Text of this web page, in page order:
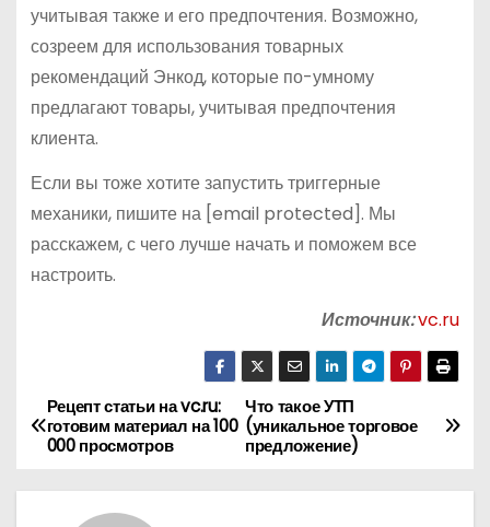
учитывая также и его предпочтения. Возможно,
созреем для использования товарных
рекомендаций Энкод, которые по-умному
предлагают товары, учитывая предпочтения
клиента.
Если вы тоже хотите запустить триггерные
механики, пишите на [email protected]. Мы
расскажем, с чего лучше начать и поможем все
настроить.
Источник:vc.ru
Н
а
Что такое УТП
(уникальное торговое
предложение)
Рецепт статьи на vc.ru:
готовим материал на 100
000 просмотров